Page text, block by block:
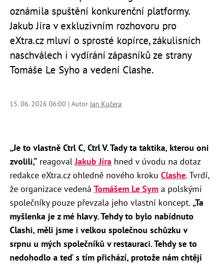
oznámila spuštění konkurenční platformy.
Jakub Jíra v exkluzivním rozhovoru pro
eXtra.cz mluví o sprosté kopírce, zákulisních
naschválech i vydírání zápasníků ze strany
Tomáše Le Syho a vedení Clashe.
15. 06. 2026 06:00 | AutorJan Kučera
„Je to vlastně Ctrl C, Ctrl V. Tady ta taktika, kterou oni
zvolili,“ reagovalJakub Jíra hned v úvodu na dotaz
redakce eXtra.cz ohledně nového kroku Clashe. Tvrdí,
že organizace vedená Tomášem Le Sym a polskými
společníky pouze převzala jeho vlastní koncept. „Ta
myšlenka je z mé hlavy. Tehdy to bylo nabídnuto
Clashi, měli jsme i velkou společnou schůzku v
srpnu u mých společníků v restauraci. Tehdy se to
nedohodlo a teď s tím přichází, protože nám chtějí